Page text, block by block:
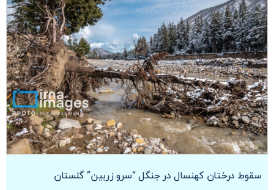
سقوط درختان کهنسال در جنگل “سرو زربین” گلستان